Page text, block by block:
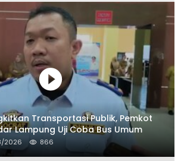
Transportasi Publik, Pemkot
Lampung Uji Coba Bus Umum
2026 866